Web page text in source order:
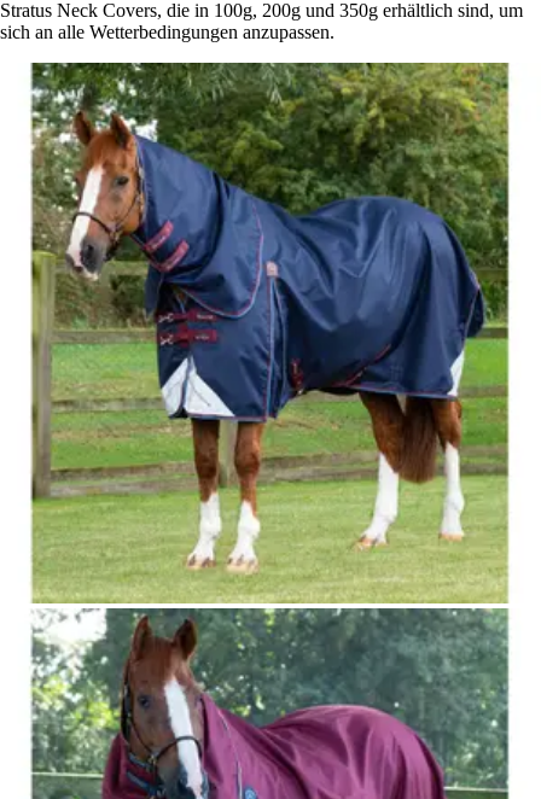
Stratus Neck Covers, die in 100g, 200g und 350g erhältlich sind, um
sich an alle Wetterbedingungen anzupassen.